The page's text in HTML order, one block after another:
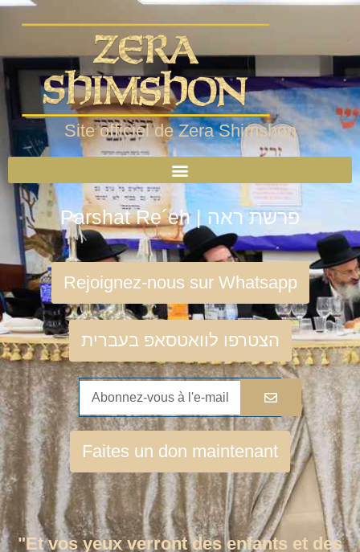
Site officiel de Zera Shimshon
Parshat Re´eh | פרשת ראה
Rejoignez-nous sur Whatsapp
הצטרפו לוואטסאפ בעברית
Faites un don maintenant
"Et vos yeux verront des enfants et des